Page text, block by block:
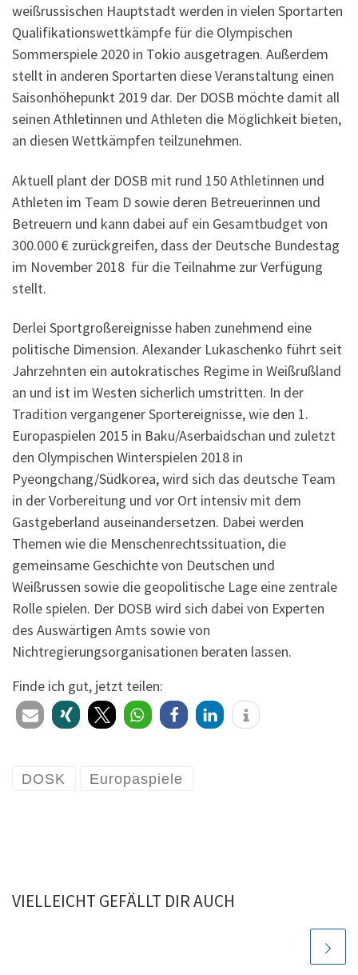
weißrussischen Hauptstadt werden in vielen Sportarten
Qualifikationswettkämpfe für die Olympischen
Sommerspiele 2020 in Tokio ausgetragen. Außerdem
stellt in anderen Sportarten diese Veranstaltung einen
Saisonhöhepunkt 2019 dar. Der DOSB möchte damit all
seinen Athletinnen und Athleten die Möglichkeit bieten,
an diesen Wettkämpfen teilzunehmen.
Aktuell plant der DOSB mit rund 150 Athletinnen und
Athleten im Team D sowie deren Betreuerinnen und
Betreuern und kann dabei auf ein Gesamtbudget von
300.000 € zurückgreifen, dass der Deutsche Bundestag
im November 2018 für die Teilnahme zur Verfügung
stellt.
Derlei Sportgroßereignisse haben zunehmend eine
politische Dimension. Alexander Lukaschenko führt seit
Jahrzehnten ein autokratisches Regime in Weißrußland
an und ist im Westen sicherlich umstritten. In der
Tradition vergangener Sportereignisse, wie den 1.
Europaspielen 2015 in Baku/Aserbaidschan und zuletzt
den Olympischen Winterspielen 2018 in
Pyeongchang/Südkorea, wird sich das deutsche Team
in der Vorbereitung und vor Ort intensiv mit dem
Gastgeberland auseinandersetzen. Dabei werden
Themen wie die Menschenrechtssituation, die
gemeinsame Geschichte von Deutschen und
Weißrussen sowie die geopolitische Lage eine zentrale
Rolle spielen. Der DOSB wird sich dabei von Experten
des Auswärtigen Amts sowie von
Nichtregierungsorganisationen beraten lassen.
Finde ich gut, jetzt teilen:
DOSK Europaspiele
VIELLEICHT GEFÄLLT DIR AUCH